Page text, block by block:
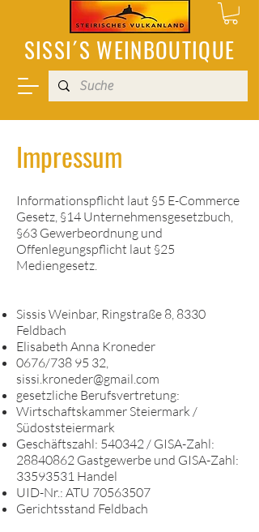
SISSI´S WEINBOUTIQUE
Impressum
Informationspflicht laut §5 E-Commerce
Gesetz, §14 Unternehmensgesetzbuch,
§63 Gewerbeordnung und
Offenlegungspflicht laut §25
Mediengesetz.
Sissis Weinbar, Ringstraße 8, 8330
Feldbach
Elisabeth Anna Kroneder
0676/738 95 32,
sissi.kroneder@gmail.com
gesetzliche Berufsvertretung:
Wirtschaftskammer Steiermark /
Südoststeiermark
Geschäftszahl: 540342 / GISA-Zahl:
28840862 Gastgewerbe und GISA-Zahl:
33593531 Handel
UID-Nr.: ATU 70563507
Gerichtsstand Feldbach